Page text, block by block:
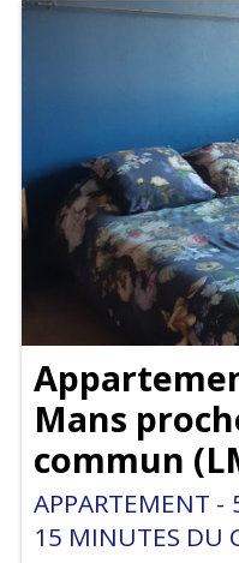
Mans
commun (
APPARTEMENT
15 MINUTES DU